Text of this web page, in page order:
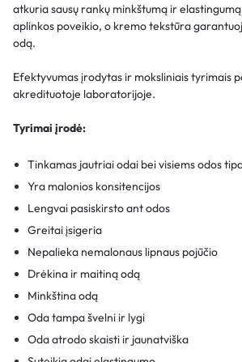
atkuria sausų rankų minkštumą ir
aplinkos poveikio, o kremo tekstūra
odą.
Efektyvumas įrodytas ir moksliniais tyrimais
akredituotoje laboratorijoje.
Tyrimai įrodė:
Tinkamas jautriai odai bei visiems odos
Yra malonios konsitencijos
Lengvai pasiskirsto ant odos
Greitai įsigeria
Nepalieka nemalonaus lipnaus pojūčio
Drėkina ir maitiną odą
Minkština odą
Oda tampa švelni ir lygi
Oda atrodo skaisti ir jaunatviška